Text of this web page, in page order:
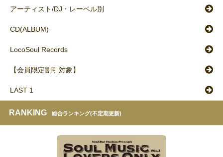
アーティスト/DJ・レーベル別
CD(ALBUM)
LocoSoul Records
【会員限定割引対象】
LAST 1
RANKING 総合ランキング(不定期更新)